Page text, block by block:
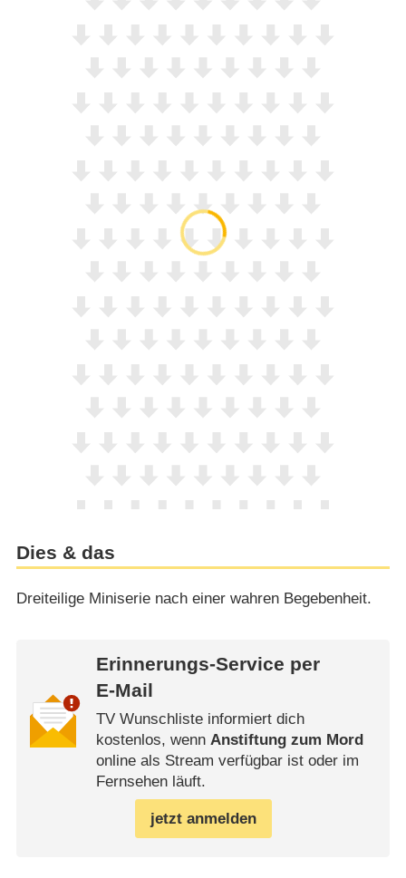
Dies & das
Dreiteilige Miniserie nach einer wahren Begebenheit.
Erinnerungs-Service per
E-Mail
TV Wunschliste informiert dich
kostenlos, wenn Anstiftung zum Mord
online als Stream verfügbar ist oder im
Fernsehen läuft.
jetzt anmelden